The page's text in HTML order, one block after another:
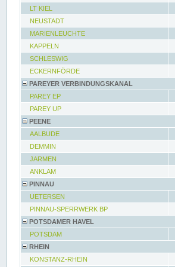
LT KIEL
NEUSTADT
MARIENLEUCHTE
KAPPELN
SCHLESWIG
ECKERNFÖRDE
PAREYER VERBINDUNGSKANAL
PAREY EP
PAREY UP
PEENE
AALBUDE
DEMMIN
JARMEN
ANKLAM
PINNAU
UETERSEN
PINNAU-SPERRWERK BP
POTSDAMER HAVEL
POTSDAM
RHEIN
KONSTANZ-RHEIN